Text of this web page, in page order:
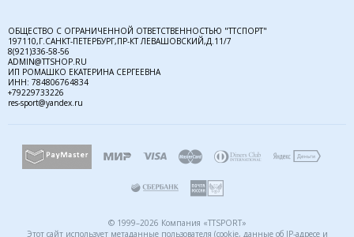
ОБЩЕСТВО С ОГРАНИЧЕННОЙ ОТВЕТСТВЕННОСТЬЮ "ТТСПОРТ"
197110,Г.САНКТ-ПЕТЕРБУРГ,ПР-КТ ЛЕВАШОВСКИЙ,Д.11/7
8(921)336-58-56
ADMIN@TTSHOP.RU
ИП РОМАШКО ЕКАТЕРИНА СЕРГЕЕВНА
ИНН: 784806764834
+79229733226
res-sport@yandex.ru
© 1999–2026 Компания «TTSPORT»
Этот сайт использует метаданные пользователя (cookie, данные об IP-адресе и